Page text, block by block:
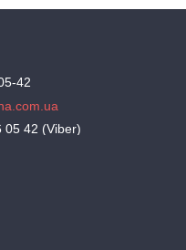
42
05 42 (Viber)